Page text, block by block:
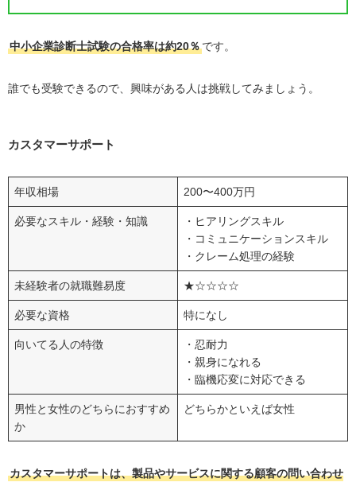
中小企業診断士試験の合格率は約20％です。
誰でも受験できるので、興味がある人は挑戦してみましょう。
カスタマーサポート
年収相場 200〜400万円
必要なスキル・経験・知識
・ヒアリングスキル
・コミュニケーションスキル
・クレーム処理の経験
未経験者の就職難易度 ★☆☆☆☆
必要な資格 特になし
向いてる人の特徴
・忍耐力
・親身になれる
・臨機応変に対応できる
男性と女性のどちらにおすすめ
か
どちらかといえば女性
カスタマーサポートは、製品やサービスに関する顧客の問い合わせ